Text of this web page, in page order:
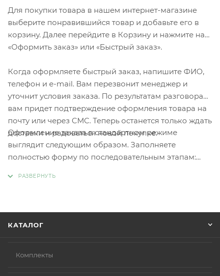
Для покупки товара в нашем интернет-магазине
выберите понравившийся товар и добавьте его в
корзину. Далее перейдите в Корзину и нажмите на
«Оформить заказ» или «Быстрый заказ».
Когда оформляете быстрый заказ, напишите ФИО,
телефон и e-mail. Вам перезвонит менеджер и
уточнит условия заказа. По результатам разговора
вам придет подтверждение оформления товара на
почту или через СМС. Теперь останется только ждать
доставки и радоваться новой покупке.
Оформление заказа в стандартном режиме
выглядит следующим образом. Заполняете
полностью форму по последовательным этапам:
КАТАЛОГ
Комплекты